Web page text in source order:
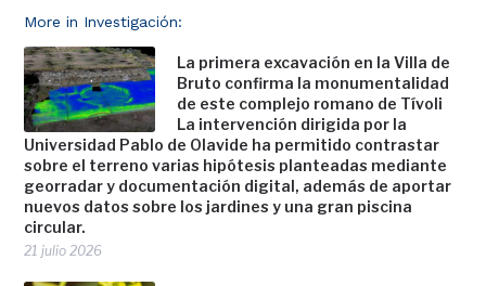
More in Investigación:
La primera excavación en la Villa de
Bruto confirma la monumentalidad
de este complejo romano de Tívoli
La intervención dirigida por la
Universidad Pablo de Olavide ha permitido contrastar
sobre el terreno varias hipótesis planteadas mediante
georradar y documentación digital, además de aportar
nuevos datos sobre los jardines y una gran piscina
circular.
21 julio 2026